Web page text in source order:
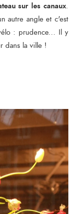
sur les canaux.
autre angle et c'est
: prudence... Il y
dans la ville !